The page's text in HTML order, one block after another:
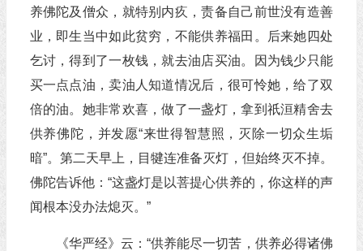
养佛陀及僧众，就特别内疚，责备自己前世没有造善
业，即生当中如此贫穷，不能供养福田。后来她四处
乞讨，得到了一枚钱，就去油店买油。因为钱少只能
买一点点油，卖油人知道情况后，很可怜她，给了双
倍的油。她非常欢喜，做了一盏灯，拿到祇洹精舍去
供养佛陀，并发愿“来世得智慧照，灭除一切众生垢
暗”。第二天早上，目犍连准备灭灯，但始终灭不掉。
佛陀告诉他：“这盏灯是以菩提心供养的，你这样的声
闻根本没办法熄灭。”
《华严经》云：“供养能尽一切苦，供养必得诸佛